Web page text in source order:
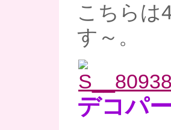
こちらは
す～。
デコパ